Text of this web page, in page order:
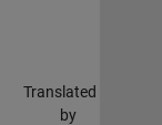
Translated
by